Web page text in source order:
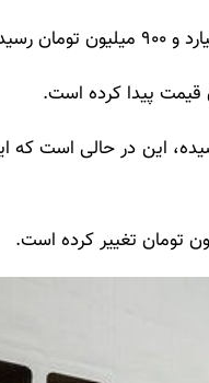
در بازار به ۳ میلیارد و ۳۰۰ میلیون تومان رسیده، این در